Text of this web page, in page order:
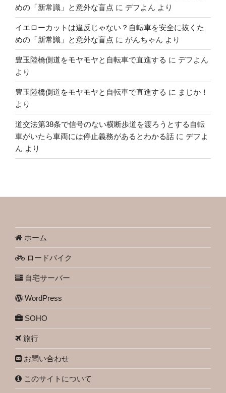
めの「新常識」と意外な盲点 に デフよん より
イエローカットは違反じゃない？自転車を安全に抜くた
めの「新常識」と意外な盲点 に がんちゃん より
豊玉陸橋側道をモヤモヤと自転車で直進する に デフよん
より
豊玉陸橋側道をモヤモヤと自転車で直進する に まじか！
より
道交法第38条で信号のない横断歩道を渡ろうとする自転
車がいたら車両には停止義務があるとわかる話 に デフよ
ん より
ホーム
ロードバイク
自宅サーバー
WordPress
SOHO
旅行
お問い合わせ
このサイトについて